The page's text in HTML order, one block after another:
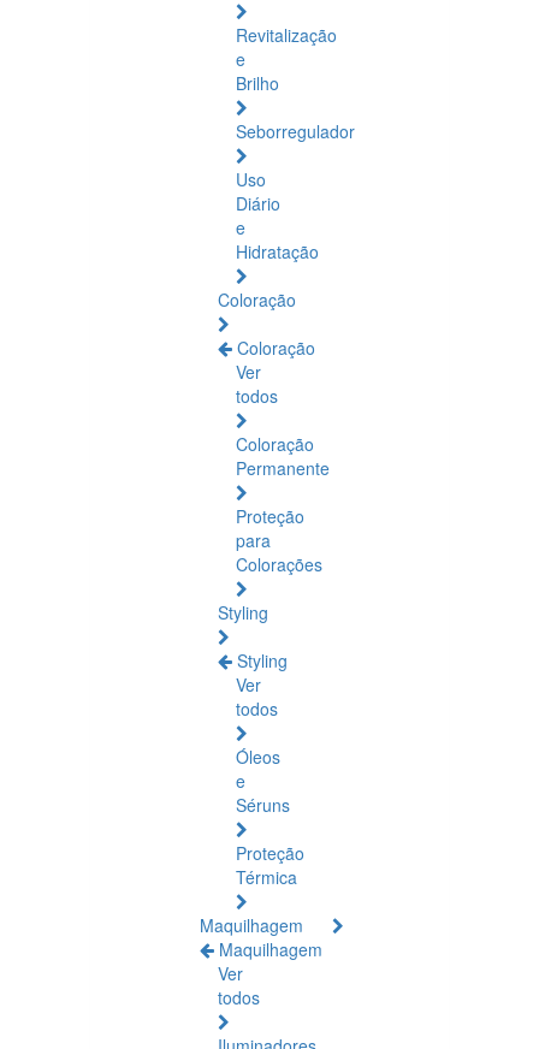
Revitalização
e
Brilho
Seborregulador
Uso
Diário
e
Hidratação
Coloração
Coloração
Ver
todos
Coloração
Permanente
Proteção
para
Colorações
Styling
Styling
Ver
todos
Óleos
e
Séruns
Proteção
Térmica
Maquilhagem
Maquilhagem
Ver
todos